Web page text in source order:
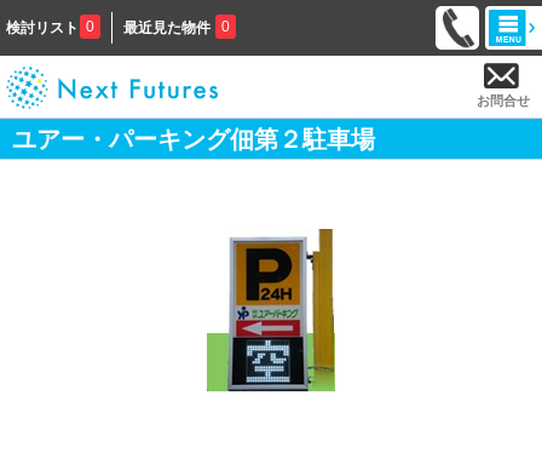
検討リスト 0 最近見た物件 0
お問合せ
ユアー・パーキング佃第２駐車場